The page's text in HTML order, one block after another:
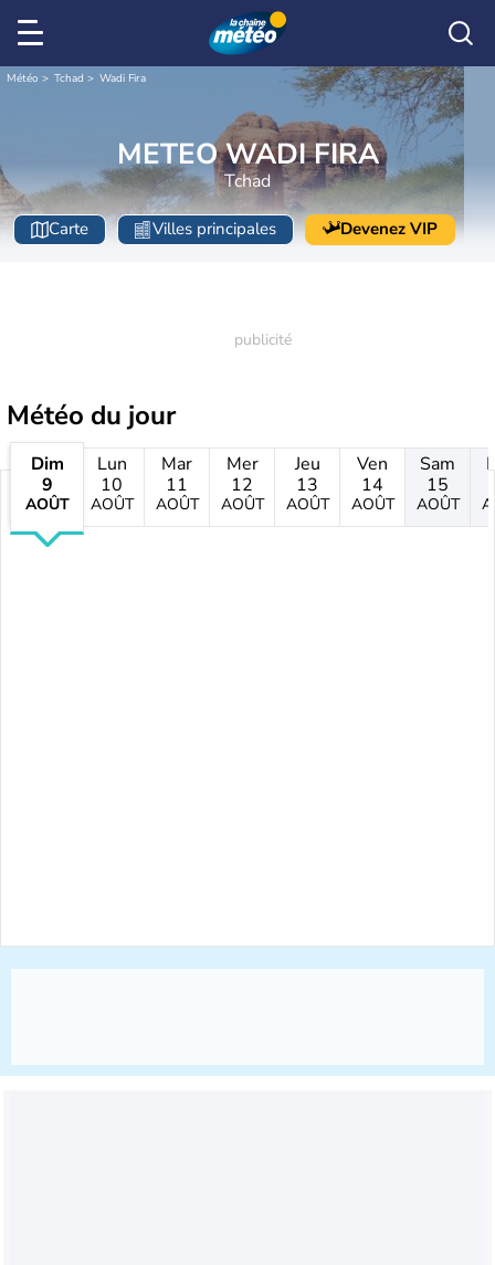
Météo Tchad Wadi Fira
METEO WADI FIRA
Tchad
Carte Villes principales Devenez VIP
Météo du jour
Dim
9
AOÛT
Lun
10
AOÛT
Mar
11
AOÛT
Mer
12
AOÛT
Jeu
13
AOÛT
Ven
14
AOÛT
Sam
15
AOÛT